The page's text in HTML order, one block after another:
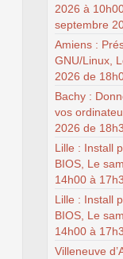
2026 à
septembre
Amiens :
GNU/Linux,
2026 de
Bachy :
vos
2026 de
Lille : Install
BIOS, Le
14h00 à
Lille : Install
BIOS, Le
14h00 à
Villeneuve